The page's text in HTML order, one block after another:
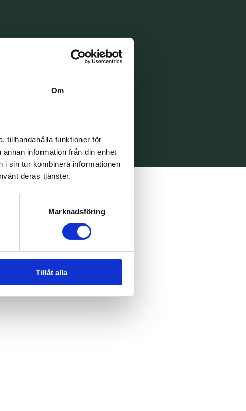
Om
tillhandahålla funktioner för
information från din enhet
i sin tur kombinera informationen
deras tjänster.
Marknadsföring
Tillåt alla